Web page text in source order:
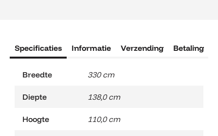
Specificaties Informatie Verzending Betaling
Breedte 330 cm
Diepte 138,0 cm
Hoogte 110,0 cm